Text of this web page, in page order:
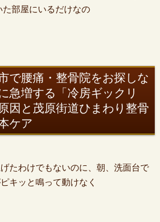
部屋にいるだけなの
で腰痛・整骨院をお探しな
急増する「冷房ギックリ
因と茂原街道ひまわり整骨
ケア
たわけでもないのに、朝、洗面台で
キッと鳴って動けなく